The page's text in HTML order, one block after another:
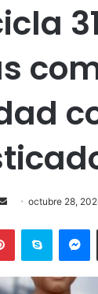
Sendoctubre 28,
PinterestSkype